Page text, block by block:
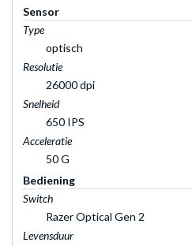
Sensor
Type
optisch
Resolutie
26000 dpi
Snelheid
650 IPS
Acceleratie
50 G
Bediening
Switch
Razer Optical Gen 2
Levensduur